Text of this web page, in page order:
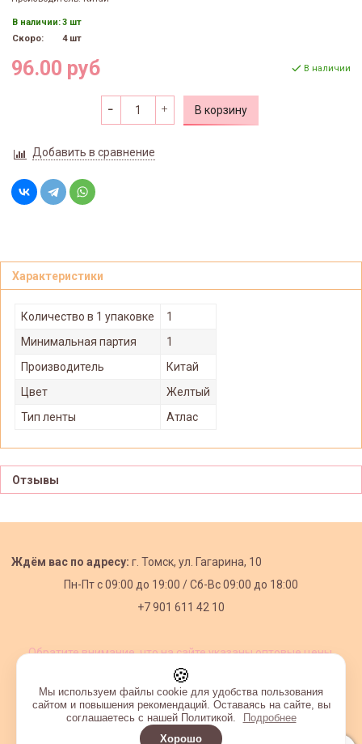
В наличии:3 шт
Скоро:
4 шт
96.00 руб В наличии
В корзину
Добавить в сравнение
Характеристики
Количество в 1 упаковке
1
Минимальная партия
1
Производитель
Китай
Цвет
Желтый
Тип ленты
Атлас
Отзывы
Ждём вас по адресу: г. Томск, ул. Гагарина, 10
Пн-Пт с09:00 до 19:00 /Сб-Вс 09:00 до 18:00
+7 901 611 42 10
Обратите внимание, что на сайте указаны оптовые цены,
🍪
Мы используем файлы cookie для удобства пользования
сайтом и повышения рекомендаций. Оставаясь на сайте, вы
соглашаетесь с нашей Политикой.
Подробнее
Хорошо